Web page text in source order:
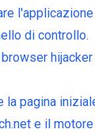
di controllo.
la pagina
e il